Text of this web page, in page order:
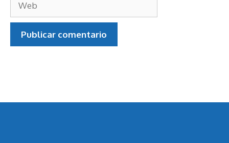
electrónico
Web